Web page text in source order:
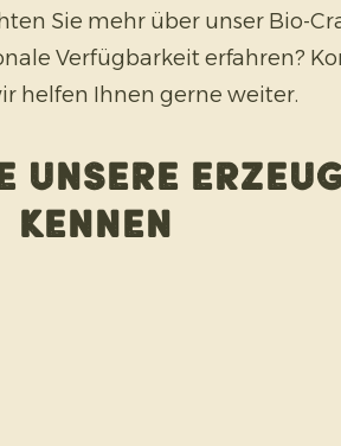
Sie mehr über unser Bio-
Verfügbarkeit erfahren?
helfen Ihnen gerne weiter.
unsere
kennen